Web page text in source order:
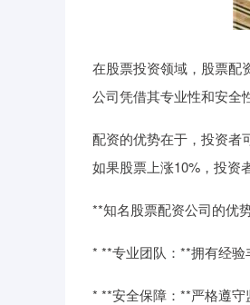
在股票投资领域，股票配
公司凭借其专业性和安全
配资的优势在于，投资者
如果股票上涨10%，投资
**知名股票配资公司的优
* **专业团队：**拥有经验
* **安全保障：**严格遵守